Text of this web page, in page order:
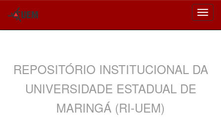
REPOSITÓRIO INSTITUCIONAL DA
UNIVERSIDADE ESTADUAL DE
MARINGÁ (RI-UEM)